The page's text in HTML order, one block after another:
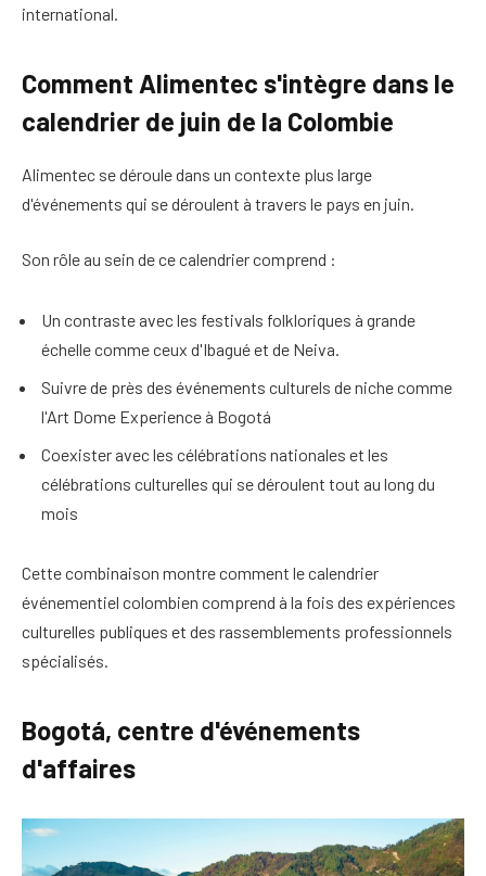
international.
Comment Alimentec s'intègre dans le
calendrier de juin de la Colombie
Alimentec se déroule dans un contexte plus large
d'événements qui se déroulent à travers le pays en juin.
Son rôle au sein de ce calendrier comprend :
Un contraste avec les festivals folkloriques à grande
échelle comme ceux d'Ibagué et de Neiva.
Suivre de près des événements culturels de niche comme
l'Art Dome Experience à Bogotá
Coexister avec les célébrations nationales et les
célébrations culturelles qui se déroulent tout au long du
mois
Cette combinaison montre comment le calendrier
événementiel colombien comprend à la fois des expériences
culturelles publiques et des rassemblements professionnels
spécialisés.
Bogotá, centre d'événements
d'affaires